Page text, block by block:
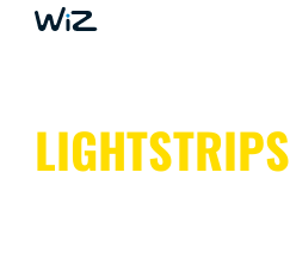
LIGHTSTRIPS